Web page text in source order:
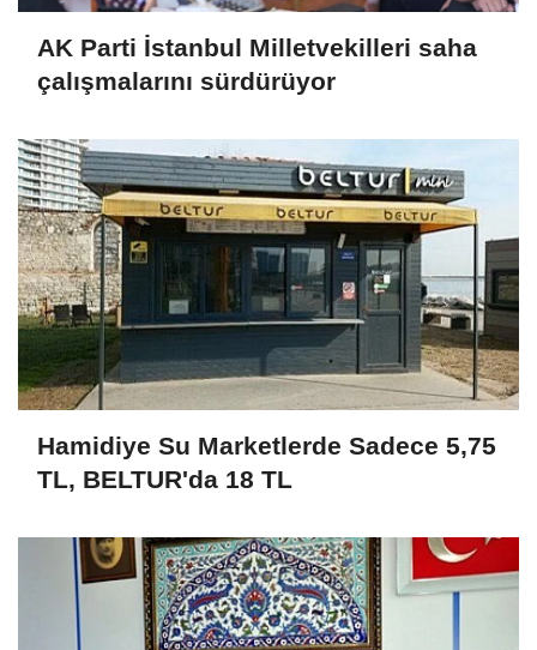
AK Parti İstanbul Milletvekilleri saha
çalışmalarını sürdürüyor
Hamidiye Su Marketlerde Sadece 5,75
TL, BELTUR'da 18 TL